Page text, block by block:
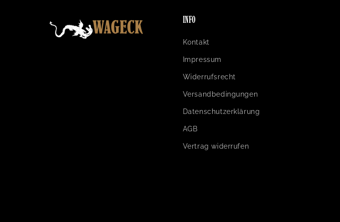
INFO
Kontakt
Impressum
Widerrufsrecht
Versandbedingungen
Datenschutzerklärung
AGB
Vertrag widerrufen